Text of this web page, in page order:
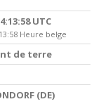
UTC
Heure belge
de terre
(DE)